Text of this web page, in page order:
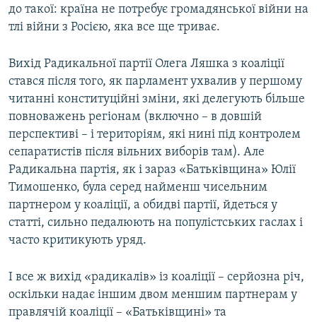
до такої: країна не потребує громадянської війни на
тлі війни з Росією, яка все ще триває.
Вихід Радикальної партії Олега Ляшка з коаліції
стався після того, як парламент ухвалив у першому
читанні конституційні зміни, які делегують більше
повноважень регіонам (включно – в довшій
перспективі – і територіям, які нині під контролем
сепаратистів після вільних виборів там). Але
Радикальна партія, як і зараз «Батьківщина» Юлії
Тимошенко, була серед найменш чисельним
партнером у коаліції, а обидві партії, йдеться у
статті, сильно педалюють на популістських гаслах і
часто критикують уряд.
І все ж вихід «радикалів» із коаліції – серйозна річ,
оскільки надає іншим двом меншим партнерам у
правлячій коаліції – «Батьківщині» та